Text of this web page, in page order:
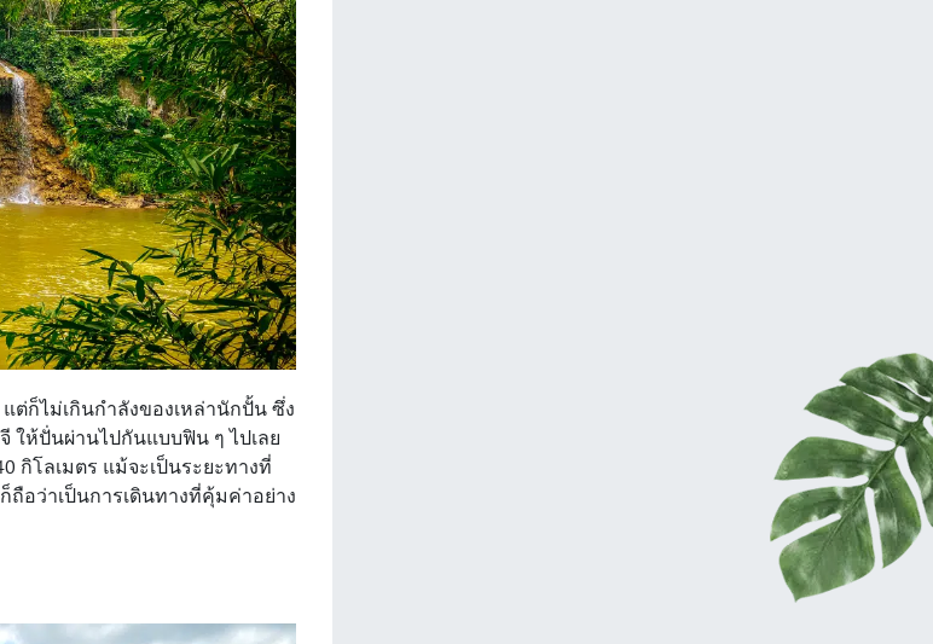
ต่ก็ไม่เกินกำลังของเหล่านักปั้น ซึ่ง
ให้ปั่นผ่านไปกันแบบฟิน ๆ ไปเลย
กิโลเมตร แม้จะเป็นระยะทางที่
อว่าเป็นการเดินทางที่คุ้มค่าอย่าง